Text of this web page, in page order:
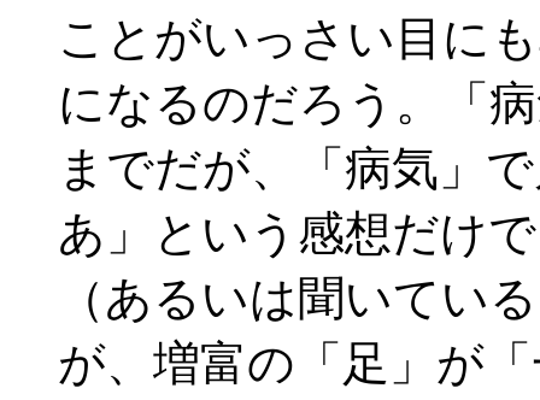
ことがいっさい目に
になるのだろう。「
までだが、「病気」
あ」という感想だけ
（あるいは聞いてい
が、増富の「足」が